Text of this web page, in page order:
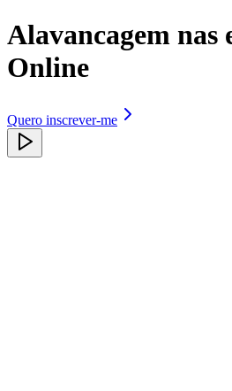
Alavancagem nas
Online
Quero inscrever-me